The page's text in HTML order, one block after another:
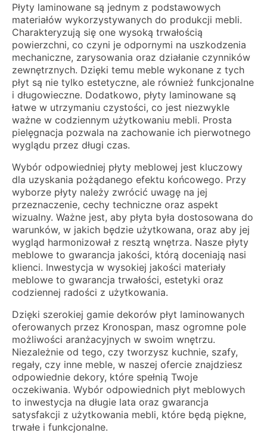
Płyty laminowane są jednym z podstawowych
materiałów wykorzystywanych do produkcji mebli.
Charakteryzują się one wysoką trwałością
powierzchni, co czyni je odpornymi na uszkodzenia
mechaniczne, zarysowania oraz działanie czynników
zewnętrznych. Dzięki temu meble wykonane z tych
płyt są nie tylko estetyczne, ale również funkcjonalne
i długowieczne. Dodatkowo, płyty laminowane są
łatwe w utrzymaniu czystości, co jest niezwykle
ważne w codziennym użytkowaniu mebli. Prosta
pielęgnacja pozwala na zachowanie ich pierwotnego
wyglądu przez długi czas.
Wybór odpowiedniej płyty meblowej jest kluczowy
dla uzyskania pożądanego efektu końcowego. Przy
wyborze płyty należy zwrócić uwagę na jej
przeznaczenie, cechy techniczne oraz aspekt
wizualny. Ważne jest, aby płyta była dostosowana do
warunków, w jakich będzie użytkowana, oraz aby jej
wygląd harmonizował z resztą wnętrza. Nasze płyty
meblowe to gwarancja jakości, którą doceniają nasi
klienci. Inwestycja w wysokiej jakości materiały
meblowe to gwarancja trwałości, estetyki oraz
codziennej radości z użytkowania.
Dzięki szerokiej gamie dekorów płyt laminowanych
oferowanych przez Kronospan, masz ogromne pole
możliwości aranżacyjnych w swoim wnętrzu.
Niezależnie od tego, czy tworzysz kuchnie, szafy,
regały, czy inne meble, w naszej ofercie znajdziesz
odpowiednie dekory, które spełnią Twoje
oczekiwania. Wybór odpowiednich płyt meblowych
to inwestycja na długie lata oraz gwarancja
satysfakcji z użytkowania mebli, które będą piękne,
trwałe i funkcjonalne.